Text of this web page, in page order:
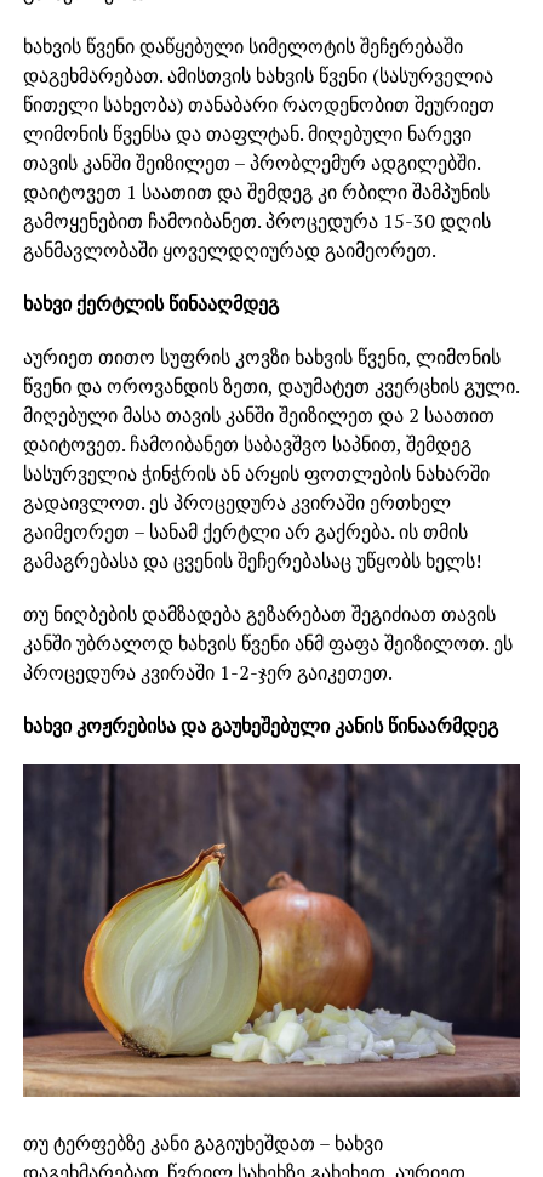
ხახვის წვენი დაწყებული სიმელოტის შეჩერებაში
დაგეხმარებათ. ამისთვის ხახვის წვენი (სასურველია
წითელი სახეობა) თანაბარი რაოდენობით შეურიეთ
ლიმონის წვენსა და თაფლტან. მიღებული ნარევი
თავის კანში შეიზილეთ – პრობლემურ ადგილებში.
დაიტოვეთ 1 საათით და შემდეგ კი რბილი შამპუნის
გამოყენებით ჩამოიბანეთ. პროცედურა 15-30 დღის
განმავლობაში ყოველდღიურად გაიმეორეთ.
ხახვი ქერტლის წინააღმდეგ
აურიეთ თითო სუფრის კოვზი ხახვის წვენი, ლიმონის
წვენი და ოროვანდის ზეთი, დაუმატეთ კვერცხის გული.
მიღებული მასა თავის კანში შეიზილეთ და 2 საათით
დაიტოვეთ. ჩამოიბანეთ საბავშვო საპნით, შემდეგ
სასურველია ჭინჭრის ან არყის ფოთლების ნახარში
გადაივლოთ. ეს პროცედურა კვირაში ერთხელ
გაიმეორეთ – სანამ ქერტლი არ გაქრება. ის თმის
გამაგრებასა და ცვენის შეჩერებასაც უწყობს ხელს!
თუ ნიღბების დამზადება გეზარებათ შეგიძიათ თავის
კანში უბრალოდ ხახვის წვენი ანმ ფაფა შეიზილოთ. ეს
პროცედურა კვირაში 1-2-ჯერ გაიკეთეთ.
ხახვი კოჟრებისა და გაუხეშებული კანის წინაარმდეგ
თუ ტერფებზე კანი გაგიუხეშდათ – ხახვი